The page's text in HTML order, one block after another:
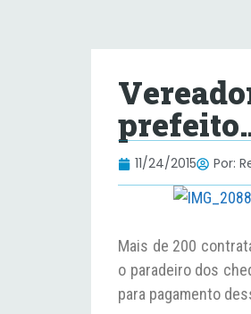
11/24/2015 Por:
Mais de 200
o paradeiro dos
para pagamento